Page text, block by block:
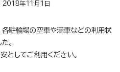
年11月1日
各駐輪場の空車や満車などの利用状
。
としてご利用ください。